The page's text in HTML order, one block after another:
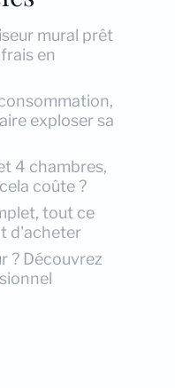
mural prêt
en
exploser sa
4 chambres,
coûte ?
tout ce
d'acheter
? Découvrez